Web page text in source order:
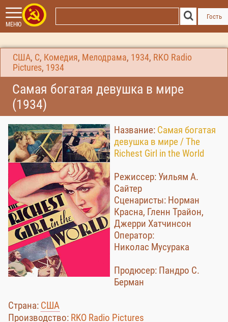
МЕНЮ
Гость
США, С, Комедия, Мелодрама, 1934, RKO Radio
Pictures, 1934
Самая богатая девушка в мире
(1934)
Название: Самая богатая
девушка в мире / The
Richest Girl in the World
Режиссер: Уильям А.
Сайтер
Сценаристы: Норман
Красна, Гленн Трайон,
Джерри Хатчинсон
Оператор:
Николас Мусурака
Продюсер: Пандро С.
Берман
Страна: США
Производство: RKO Radio Pictures